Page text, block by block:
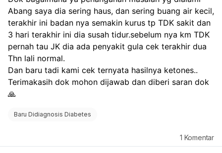
Abang saya dia sering haus, dan sering buang air kecil,
terakhir ini badan nya semakin kurus tp TDK sakit dan
3 hari terakhir ini dia susah tidur.sebelum nya km TDK
pernah tau JK dia ada penyakit gula cek terakhir dua
Thn lali normal.
Dan baru tadi kami cek ternyata hasilnya ketones..
Terimakasih dok mohon dijawab dan diberi saran dok
🙏
Baru Didiagnosis Diabetes
1 Komentar